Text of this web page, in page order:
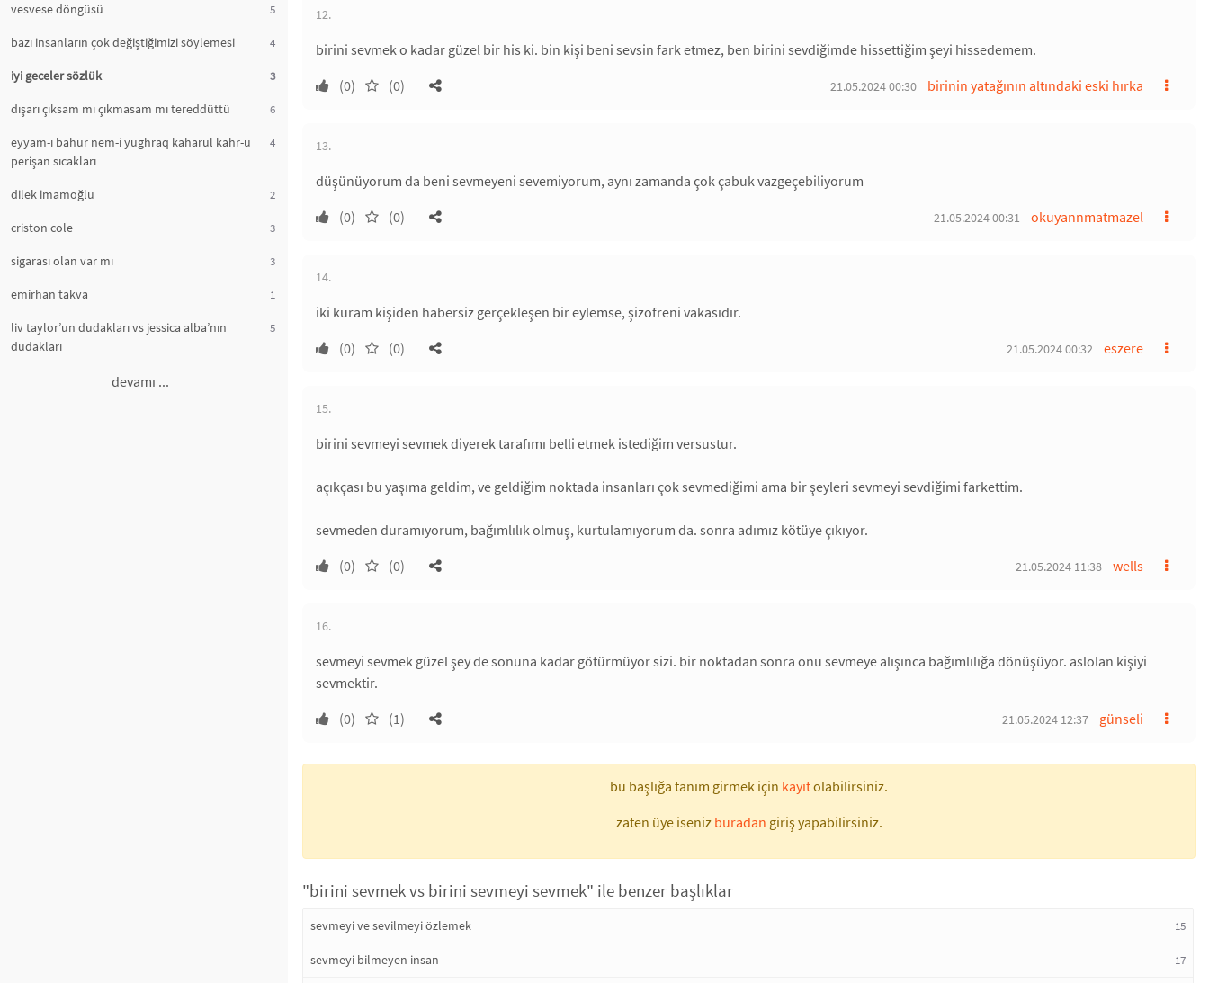
vesvese döngüsü 5
bazı insanların çok değiştiğimizi söylemesi 4
iyi geceler sözlük 3
dışarı çıksam mı çıkmasam mı tereddüttü 6
eyyam-ı bahur nem-i yughraq kaharül kahr-u
perişan sıcakları
4
dilek imamoğlu 2
criston cole 3
sigarası olan var mı 3
emirhan takva 1
liv taylor’un dudakları vs jessica alba’nın
dudakları
5
devamı ...
12.
birini sevmek o kadar güzel bir his ki. bin kişi beni sevsin fark etmez, ben birini sevdiğimde hissettiğim şeyi hissedemem.
(0)
(0) birinin yatağının altındaki eski hırka
21.05.2024 00:30
13.
düşünüyorum da beni sevmeyeni sevemiyorum, aynı zamanda çok çabuk vazgeçebiliyorum
(0)
(0) okuyannmatmazel
21.05.2024 00:31
14.
iki kuram kişiden habersiz gerçekleşen bir eylemse, şizofreni vakasıdır.
(0)
(0) eszere
21.05.2024 00:32
15.
birini sevmeyi sevmek diyerek tarafımı belli etmek istediğim versustur.
açıkçası bu yaşıma geldim, ve geldiğim noktada insanları çok sevmediğimi ama bir şeyleri sevmeyi sevdiğimi farkettim.
sevmeden duramıyorum, bağımlılık olmuş, kurtulamıyorum da. sonra adımız kötüye çıkıyor.
(0)
(0) wells
21.05.2024 11:38
16.
sevmeyi sevmek güzel şey de sonuna kadar götürmüyor sizi. bir noktadan sonra onu sevmeye alışınca bağımlılığa dönüşüyor. aslolan kişiyi
sevmektir.
(0)
(1) günseli
21.05.2024 12:37
bu başlığa tanım girmek için kayıtolabilirsiniz.
zaten üye iseniz buradan giriş yapabilirsiniz.
"birini sevmek vs birini sevmeyi sevmek" ile benzer başlıklar
sevmeyi ve sevilmeyi özlemek 15
sevmeyi bilmeyen insan 17